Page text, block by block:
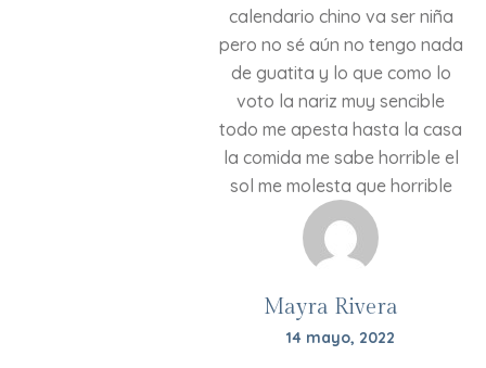
calendario chino va ser niña
pero no sé aún no tengo nada
de guatita y lo que como lo
voto la nariz muy sencible
todo me apesta hasta la casa
la comida me sabe horrible el
sol me molesta que horrible
Mayra Rivera
14 mayo, 2022